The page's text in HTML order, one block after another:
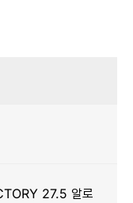
27.5 알로